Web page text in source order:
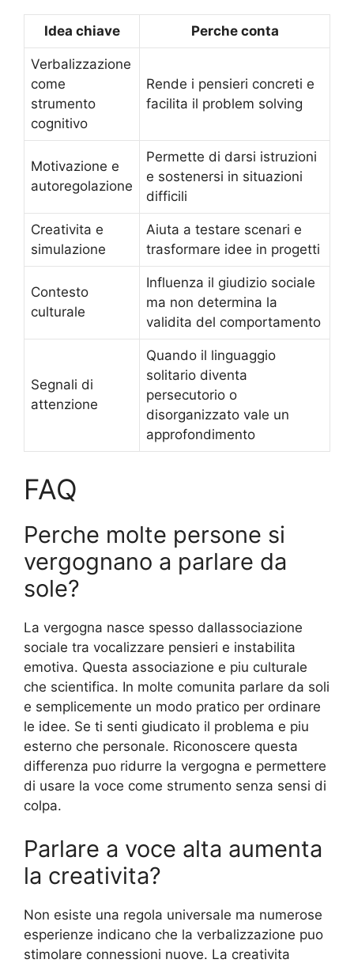
Idea chiave Perche conta
Verbalizzazione
come
strumento
cognitivo
Rende i pensieri concreti e
facilita il problem solving
Motivazione e
autoregolazione
Permette di darsi istruzioni
e sostenersi in situazioni
difficili
Creativita e
simulazione
Aiuta a testare scenari e
trasformare idee in progetti
Contesto
culturale
Influenza il giudizio sociale
ma non determina la
validita del comportamento
Segnali di
attenzione
Quando il linguaggio
solitario diventa
persecutorio o
disorganizzato vale un
approfondimento
FAQ
Perche molte persone si
vergognano a parlare da
sole?
La vergogna nasce spesso dallassociazione
sociale tra vocalizzare pensieri e instabilita
emotiva. Questa associazione e piu culturale
che scientifica. In molte comunita parlare da soli
e semplicemente un modo pratico per ordinare
le idee. Se ti senti giudicato il problema e piu
esterno che personale. Riconoscere questa
differenza puo ridurre la vergogna e permettere
di usare la voce come strumento senza sensi di
colpa.
Parlare a voce alta aumenta
la creativita?
Non esiste una regola universale ma numerose
esperienze indicano che la verbalizzazione puo
stimolare connessioni nuove. La creativita